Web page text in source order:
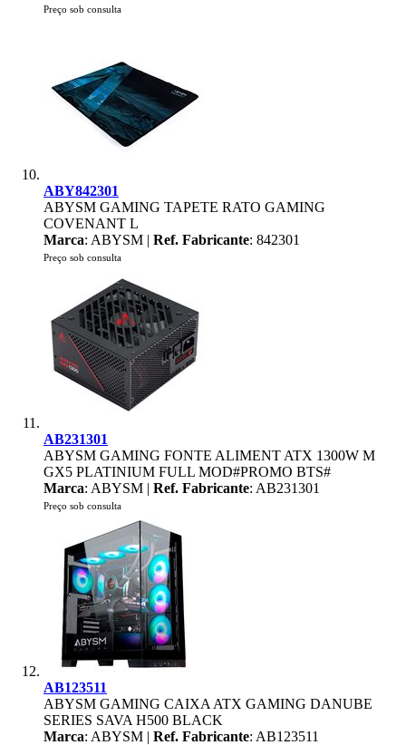
Preço sob consulta
ABY842301
ABYSM GAMING TAPETE RATO GAMING
COVENANT L
Marca: ABYSM | Ref. Fabricante: 842301
Preço sob consulta
AB231301
ABYSM GAMING FONTE ALIMENT ATX 1300W M
GX5 PLATINIUM FULL MOD#PROMO BTS#
Marca: ABYSM | Ref. Fabricante: AB231301
Preço sob consulta
AB123511
ABYSM GAMING CAIXA ATX GAMING DANUBE
SERIES SAVA H500 BLACK
Marca: ABYSM | Ref. Fabricante: AB123511